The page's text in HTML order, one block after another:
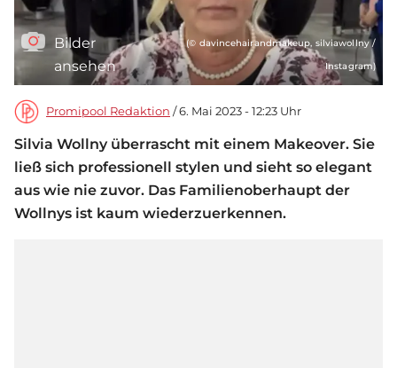
Bilder
ansehen
(© davincehairandmakeup, silviawollny /
Instagram)
Promipool Redaktion / 6. Mai 2023 - 12:23 Uhr
Silvia Wollny überrascht mit einem Makeover. Sie
ließ sich professionell stylen und sieht so elegant
aus wie nie zuvor. Das Familienoberhaupt der
Wollnys ist kaum wiederzuerkennen.